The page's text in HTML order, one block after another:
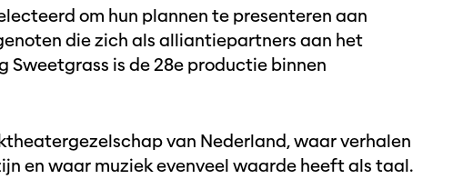
om hun plannen te presenteren aan
die zich als alliantiepartners aan het
Sweetgrass is de 28e productie binnen
van Nederland, waar verhalen
en waar muziek evenveel waarde heeft als taal.